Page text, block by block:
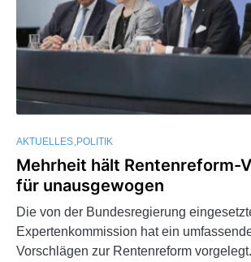
AKTUELLES POLITIK
Mehrheit hält Rentenreform-
für unausgewogen
Die von der Bundesregierung
Expertenkommission hat ein
Vorschlägen zur Rentenreform